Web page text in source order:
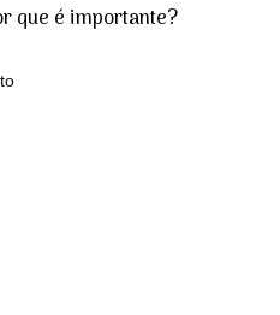
que é importante?